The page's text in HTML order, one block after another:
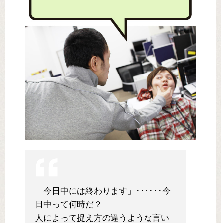
「今日中には終わります」･･････今
日中って何時だ？
人によって捉え方の違うような言い